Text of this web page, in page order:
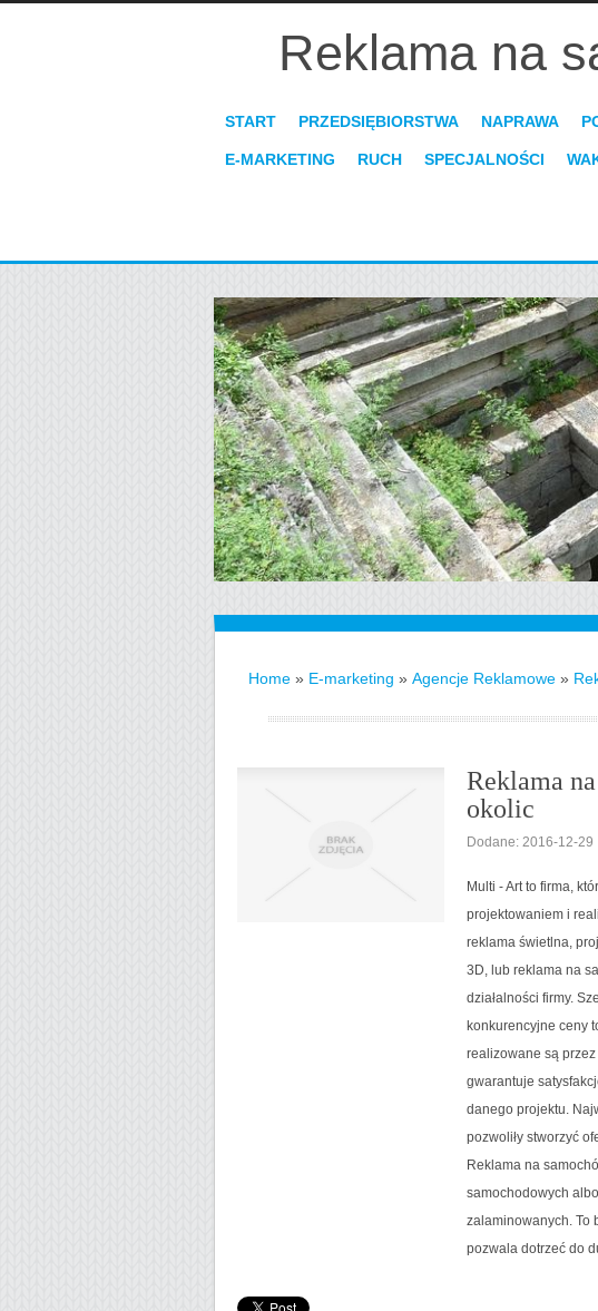
Reklama na
START PRZEDSIĘBIORSTWA NAPRAWA
E-MARKETING RUCH SPECJALNOŚCI
Home » E-marketing » Agencje Reklamowe »
Reklama
okolic
Dodane: 2016-12-29
Multi - Art to firma,
projektowaniem i
reklama świetlna,
3D, lub reklama na
działalności firmy.
konkurencyjne ceny
realizowane są
gwarantuje
danego projektu.
pozwoliły stworzyć
Reklama na
samochodowych
zalaminowanych. To
pozwala dotrzeć do